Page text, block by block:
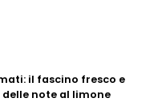
il fascino fresco e
note al limone